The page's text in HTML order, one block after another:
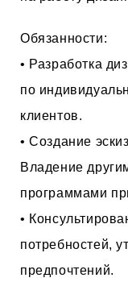
Обязанности:
• Разработка
по
клиентов.
• Создание
Владение
программами
•
потребностей,
предпочтений.